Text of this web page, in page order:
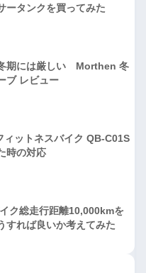
ータンクを買ってみた
期には厳しい Morthen 冬
ブ レビュー
ットネスバイク QB-C01S
時の対応
ク総走行距離10,000kmを
すれば良いか考えてみた